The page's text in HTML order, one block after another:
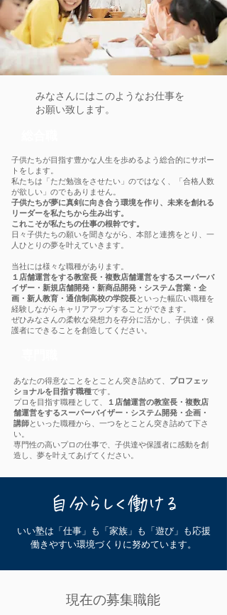
みなさんにはこのようなお仕事を
お願い致します。
子供たちが目指す豊かな人生を歩めるよう総合的にサポー
トをします。
​私たちは「ただ勉強をさせたい」のではなく、「合格人数
が欲しい」のでもありません。
子供たちが夢に真剣に向き合う環境を作り、未来を創れる
リーダーを私たちから生み出す。
これこそが私たちの仕事の根幹です。
日々子供たちの願いを聞きながら、本部と連携をとり、一
人ひとりの夢を叶えていきます。
当社には様々な職種があります。
１店舗運営をする教室長・複数店舗運営をするスーパーバ
イザー・新規店舗開発・新商品開発・システム営業・企
画・新人教育・通信制高校の学院長といった幅広い職種を
経験しながらキャリアアップすることができます。
ぜひみなさんの柔軟な発想力を存分に活かし、子供達・保
護者にできることを創造してください。
あなたの得意なことをとことん突き詰めて、 プロフェッ
ショナルを目指す職種です。
プロを目指す職種として、
１店舗運営の教室長・複数店
舗運営をするスーパーバイザー・システム開発・企画・
講師といった職種から、一つをとことん突き詰めて下さ
い。
専門性の高いプロの仕事で、子供達や保護者に感動を創
造し、夢を叶えてあげてください。
​自分らしく働ける
いい塾は「仕事」も「家族」も「遊び」も応援
働きやすい環境づくりに努めています。
現在の募集職能